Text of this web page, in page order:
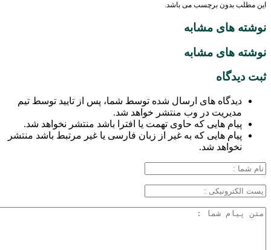
این مطلب بدون برچسب می باشد.
نوشته های مشابه
نوشته های مشابه
ثبت دیدگاه
دیدگاه های ارسال شده توسط شما، پس از تایید توسط تیم
مدیریت در وب منتشر خواهد شد.
پیام هایی که حاوی تهمت یا افترا باشد منتشر نخواهد شد.
پیام هایی که به غیر از زبان فارسی یا غیر مرتبط باشد منتشر
نخواهد شد.